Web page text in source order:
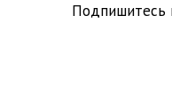
Подпишитесь